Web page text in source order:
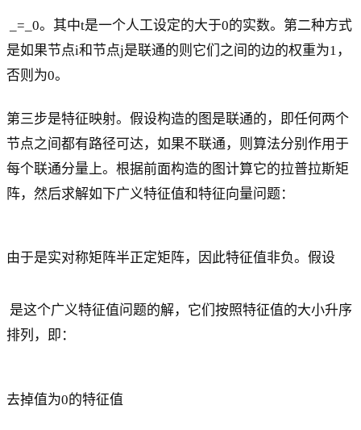
_=_0。其中t是一个人工设定的大于0的实数。第二种方式
是如果节点i和节点j是联通的则它们之间的边的权重为1，
否则为0。
第三步是特征映射。假设构造的图是联通的，即任何两个
节点之间都有路径可达，如果不联通，则算法分别作用于
每个联通分量上。根据前面构造的图计算它的拉普拉斯矩
阵，然后求解如下广义特征值和特征向量问题：
由于是实对称矩阵半正定矩阵，因此特征值非负。假设
是这个广义特征值问题的解，它们按照特征值的大小升序
排列，即：
去掉值为0的特征值